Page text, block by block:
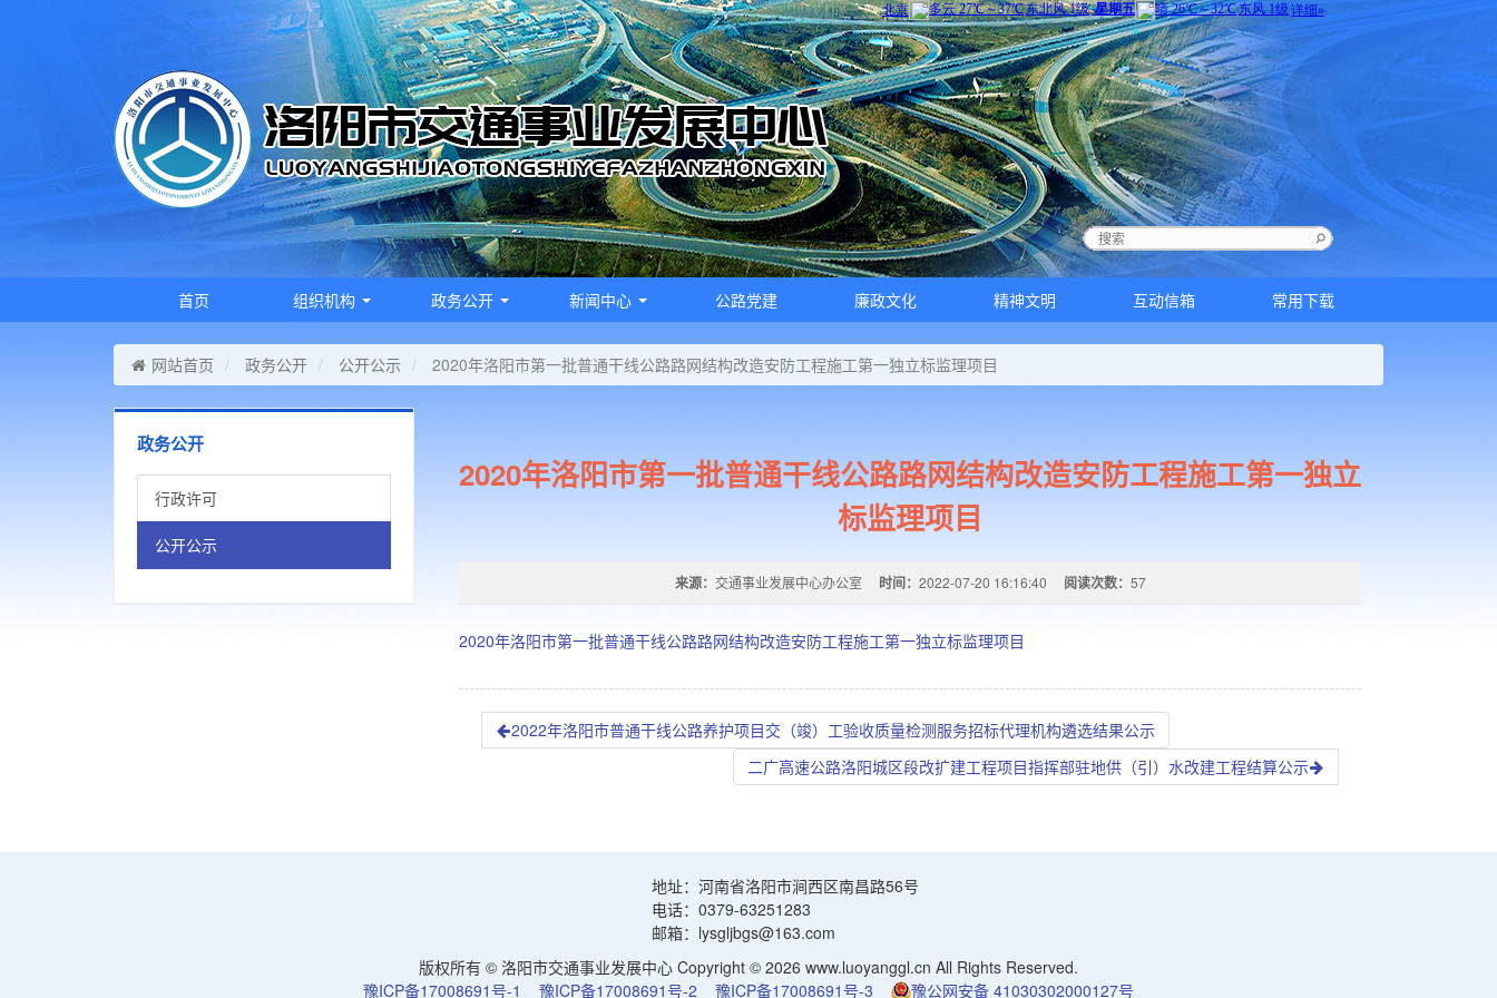
首页 组织机构 政务公开 新闻中心 公路党建 廉政文化 精神文明 互动信箱 常用下载
网站首页 政务公开 公开公示 2020年洛阳市第一批普通干线公路路网结构改造安防工程施工第一独立标监理项目
政务公开
行政许可
公开公示
2020年洛阳市第一批普通干线公路路网结构改造安防工程施工第一独立
标监理项目
来源： 交通事业发展中心办公室 时间： 2022-07-20 16:16:40 阅读次数： 57
2020年洛阳市第一批普通干线公路路网结构改造安防工程施工第一独立标监理项目
2022年洛阳市普通干线公路养护项目交（竣）工验收质量检测服务招标代理机构遴选结果公示
二广高速公路洛阳城区段改扩建工程项目指挥部驻地供（引）水改建工程结算公示
地址：河南省洛阳市涧西区南昌路56号
电话：0379-63251283
邮箱：lysgljbgs@163.com
版权所有 © 洛阳市交通事业发展中心 Copyright © 2026 www.luoyanggl.cn All Rights Reserved.
豫ICP备17008691号-1
豫ICP备17008691号-2 豫ICP备17008691号-3 豫公网安备 41030302000127号